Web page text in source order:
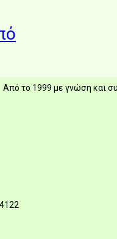
Από το 1999 με γνώση και